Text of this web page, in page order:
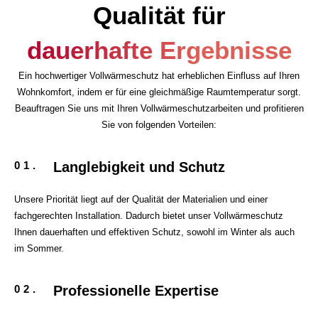
Qualität für
dauerhafte Ergebnisse
Ein hochwertiger Vollwärmeschutz hat erheblichen Einfluss auf Ihren
Wohnkomfort, indem er für eine gleichmäßige Raumtemperatur sorgt.
Beauftragen Sie uns mit Ihren Vollwärmeschutzarbeiten und profitieren
Sie von folgenden Vorteilen:
01. Langlebigkeit und Schutz
Unsere Priorität liegt auf der Qualität der Materialien und einer
fachgerechten Installation. Dadurch bietet unser Vollwärmeschutz
Ihnen dauerhaften und effektiven Schutz, sowohl im Winter als auch
im Sommer.
02. Professionelle Expertise